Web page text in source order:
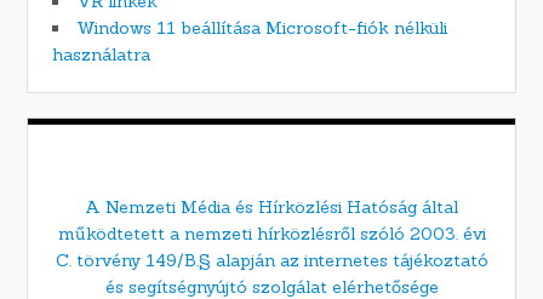
Windows 11 beállítása Microsoft-fiók nélküli
használatra
A Nemzeti Média és Hírközlési Hatóság által
működtetett a nemzeti hírközlésről szóló 2003. évi
C. törvény 149/B.§ alapján az internetes tájékoztató
és segítségnyújtó szolgálat elérhetősége